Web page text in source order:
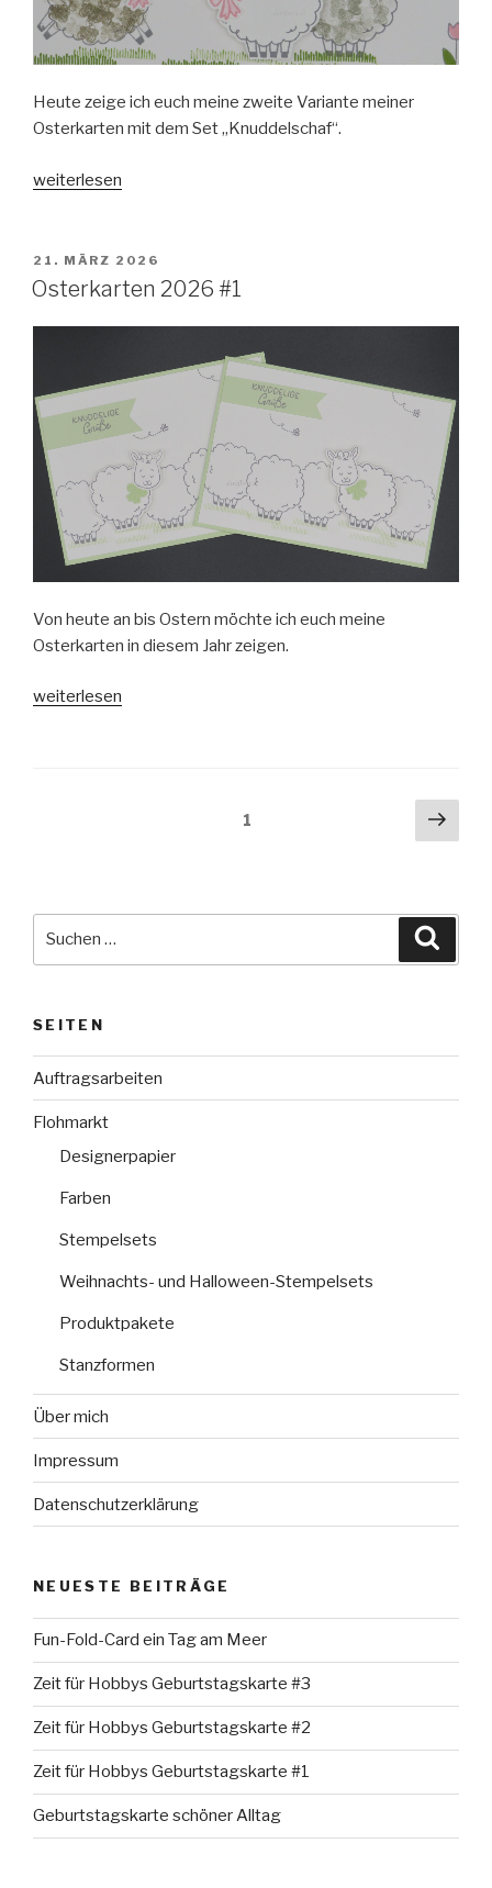
Heute zeige ich euch meine zweite Variante meiner
Osterkarten mit dem Set „Knuddelschaf“.
„Osterkarten
weiterlesen
VERÖFFENTLICHT
AM
21. MÄRZ 2026
Osterkarten 2026 #1
Von heute an bis Ostern möchte ich euch meine
Osterkarten in diesem Jahr zeigen.
„Osterkarten
weiterlesen
1
SEITEN
Auftragsarbeiten
Flohmarkt
Designerpapier
Farben
Stempelsets
Weihnachts- und Halloween-Stempelsets
Produktpakete
Stanzformen
Über mich
Impressum
Datenschutzerklärung
NEUESTE BEITRÄGE
Fun-Fold-Card ein Tag am Meer
Zeit für Hobbys Geburtstagskarte #3
Zeit für Hobbys Geburtstagskarte #2
Zeit für Hobbys Geburtstagskarte #1
Geburtstagskarte schöner Alltag